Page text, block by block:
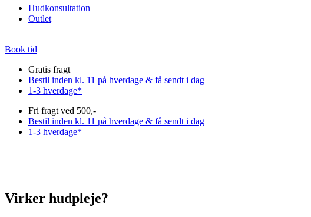
Hudkonsultation
Outlet
Book tid
Gratis fragt
Bestil inden kl. 11 på hverdage & få sendt i dag
1-3 hverdage*
Fri fragt ved 500,-
Bestil inden kl. 11 på hverdage & få sendt i dag
1-3 hverdage*
Virker hudpleje?